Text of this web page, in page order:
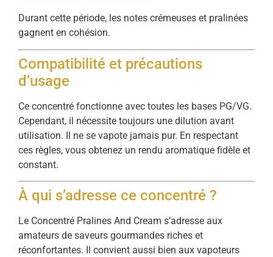
Durant cette période, les notes crémeuses et pralinées
gagnent en cohésion.
Compatibilité et précautions
d’usage
Ce concentré fonctionne avec toutes les bases PG/VG.
Cependant, il nécessite toujours une dilution avant
utilisation. Il ne se vapote jamais pur. En respectant
ces règles, vous obtenez un rendu aromatique fidèle et
constant.
À qui s’adresse ce concentré ?
Le Concentré Pralines And Cream s’adresse aux
amateurs de saveurs gourmandes riches et
réconfortantes. Il convient aussi bien aux vapoteurs